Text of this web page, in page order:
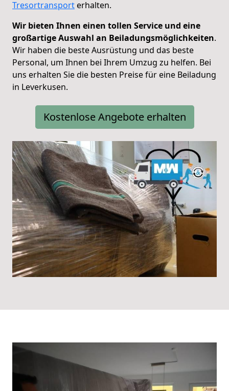
Tresortransporterhalten.
Wir bieten Ihnen einen tollen Service und eine
großartige Auswahl an Beiladungsmöglichkeiten.
Wir haben die beste Ausrüstung und das beste
Personal, um Ihnen bei Ihrem Umzug zu helfen. Bei
uns erhalten Sie die besten Preise für eine Beiladung
in Leverkusen.
Kostenlose Angebote erhalten